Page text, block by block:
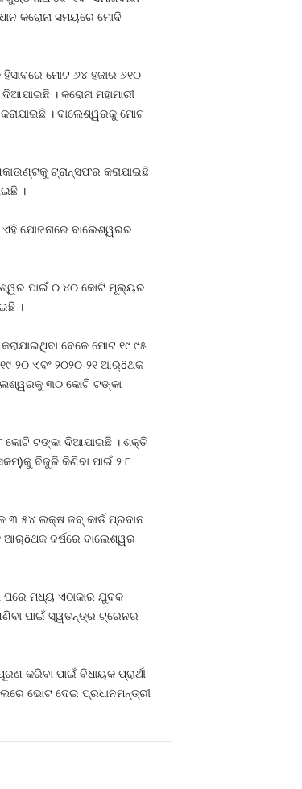
କରୋନା ସମୟରେ ମୋଦି
ମୋଟ ୬୪ ହଜାର ୬୧୦
। କରୋନା ମହାମାରୀ
। ବାଲେଶ୍ୱରକୁ ମୋଟ
ଟ୍ରାନ୍ସଫର କରାଯାଇଛି
।
ଏହି ଯୋଜନାରେ ବାଲେଶ୍ୱରର
ପାଇଁ ୦.୪୦ କୋଟି ମୂଲ୍ୟର
।
ବେଳେ ମୋଟ ୧୯.୯୫
୨୦ ଏବଂ ୨୦୨୦-୨୧ ଆର୍ôଥକ
୩୦ କୋଟି ଟଙ୍କା
ଟଙ୍କା ଦିଆଯାଇଛି । ଶକ୍ତି
ବିଜୁଳି କିଣିବା ପାଇଁ ୨.୮
ଲକ୍ଷ ଜବ୍ କାର୍ଡ ପ୍ରଦାନ
ଆର୍ôଥକ ବର୍ଷରେ ବାଲେଶ୍ୱର
ପରେ ମଧ୍ୟ ଏଠାକାର ଯୁବକ
ପାଇଁ ସ୍ୱତନ୍ତ୍ର ଟ୍ରେନର
କରିବା ପାଇଁ ବିଧାୟକ ପ୍ରାର୍ଥୀ
ଭୋଟ ଦେଇ ପ୍ରଧାନମନ୍ତ୍ରୀ